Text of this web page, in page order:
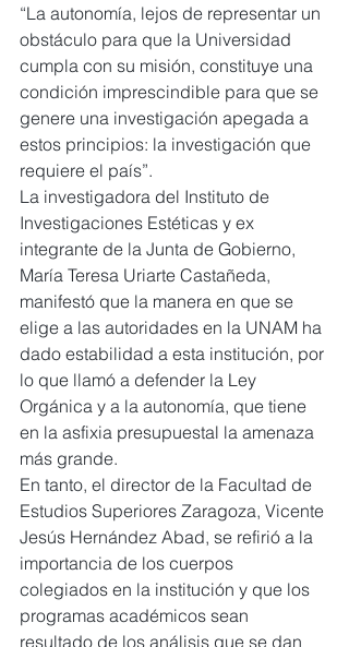
“La autonomía, lejos de representar un
obstáculo para que la Universidad
cumpla con su misión, constituye una
condición imprescindible para que se
genere una investigación apegada a
estos principios: la investigación que
requiere el país”.
La investigadora del Instituto de
Investigaciones Estéticas y ex
integrante de la Junta de Gobierno,
María Teresa Uriarte Castañeda,
manifestó que la manera en que se
elige a las autoridades en la UNAM ha
dado estabilidad a esta institución, por
lo que llamó a defender la Ley
Orgánica y a la autonomía, que tiene
en la asfixia presupuestal la amenaza
más grande.
En tanto, el director de la Facultad de
Estudios Superiores Zaragoza, Vicente
Jesús Hernández Abad, se refirió a la
importancia de los cuerpos
colegiados en la institución y que los
programas académicos sean
resultado de los análisis que se dan